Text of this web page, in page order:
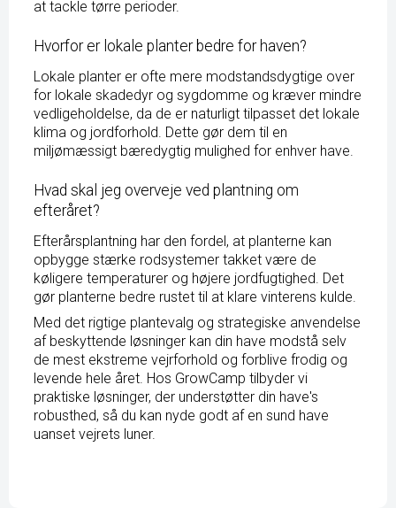
at tackle tørre perioder.
Hvorfor er lokale planter bedre for haven?
Lokale planter er ofte mere modstandsdygtige over
for lokale skadedyr og sygdomme og kræver mindre
vedligeholdelse, da de er naturligt tilpasset det lokale
klima og jordforhold. Dette gør dem til en
miljømæssigt bæredygtig mulighed for enhver have.
Hvad skal jeg overveje ved plantning om
efteråret?
Efterårsplantning har den fordel, at planterne kan
opbygge stærke rodsystemer takket være de
køligere temperaturer og højere jordfugtighed. Det
gør planterne bedre rustet til at klare vinterens kulde.
Med det rigtige plantevalg og strategiske anvendelse
af beskyttende løsninger kan din have modstå selv
de mest ekstreme vejrforhold og forblive frodig og
levende hele året. Hos GrowCamp tilbyder vi
praktiske løsninger, der understøtter din have's
robusthed, så du kan nyde godt af en sund have
uanset vejrets luner.